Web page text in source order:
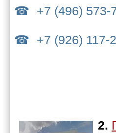
+7 (496) 573-
+7 (926) 117-
2.